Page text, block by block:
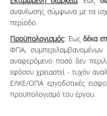
ανανέωσης σύμφωνα με τα
περίοδο.
Προϋπολογισμός: Έως δέκα
ΦΠΑ,
αναφερόμενο ποσό δεν
εφόσον χρειαστεί - τυχόν
ΕΛΚΕ/ΟΠΑ εργοδοτικές
προϋπολογισμό του έργου.